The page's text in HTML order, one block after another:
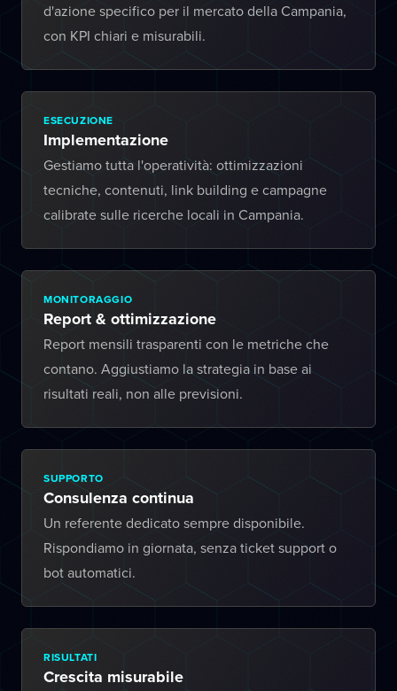
d'azione specifico per il mercato della Campania,
con KPI chiari e misurabili.
ESECUZIONE
Implementazione
Gestiamo tutta l'operatività: ottimizzazioni
tecniche, contenuti, link building e campagne
calibrate sulle ricerche locali in Campania.
MONITORAGGIO
Report & ottimizzazione
Report mensili trasparenti con le metriche che
contano. Aggiustiamo la strategia in base ai
risultati reali, non alle previsioni.
SUPPORTO
Consulenza continua
Un referente dedicato sempre disponibile.
Rispondiamo in giornata, senza ticket support o
bot automatici.
RISULTATI
Crescita misurabile